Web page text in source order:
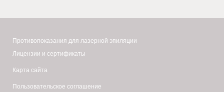
Противопоказания для лазерной эпиляции
Лицензии и сертификаты
Карта сайта
Пользовательское соглашение